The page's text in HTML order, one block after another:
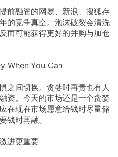
前融资的网易、新浪、搜狐存
的竞争真空。泡沫破裂会清洗
而可能获得更好的并购与加仓
When You Can
之间切换。贪婪时再贵也有人
资。今天的市场还是一个贪婪
在现在市场愿意给钱时尽量储
钱时再融。
进更重要